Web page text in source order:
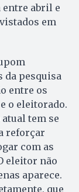
abril e
em
da pesquisa
entre os
o eleitorado.
tem se
reforçar
com as
eleitor não
aparece.
que